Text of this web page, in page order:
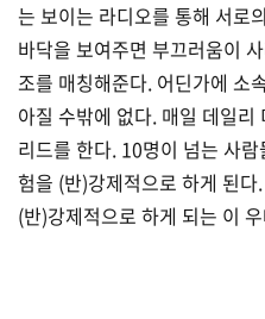
는 보이는 라디오를 통해 서로
바닥을 보여주면 부끄러움이
조를 매칭해준다. 어딘가에 소
아질 수밖에 없다. 매일 데일
리드를 한다. 10명이 넘는 사
험을 (반)강제적으로 하게 된다.
(반)강제적으로 하게 되는 이